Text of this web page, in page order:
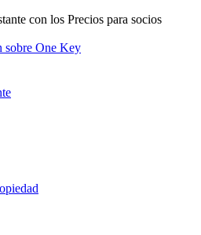
con los Precios para socios
sobre One Key